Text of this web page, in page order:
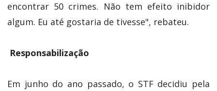
encontrar 50 crimes. Não tem efeito inibidor
algum. Eu até gostaria de tivesse", rebateu.
Responsabilização
Em junho do ano passado, o STF decidiu pela